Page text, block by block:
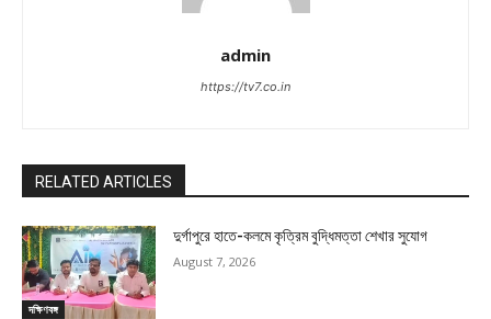
admin
https://tv7.co.in
RELATED ARTICLES
দক্ষিণবঙ্গ
দুর্গাপুরে হাতে-কলমে কৃত্রিম বুদ্ধিমত্তা শেখার সুযোগ
August 7, 2026